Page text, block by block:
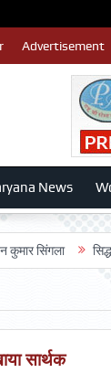
Advertisement
News
सिद्धपीठ श्री
सार्थक